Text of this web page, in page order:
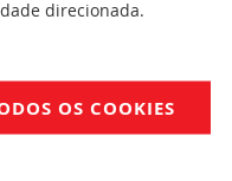
direcionada.
OS COOKIES